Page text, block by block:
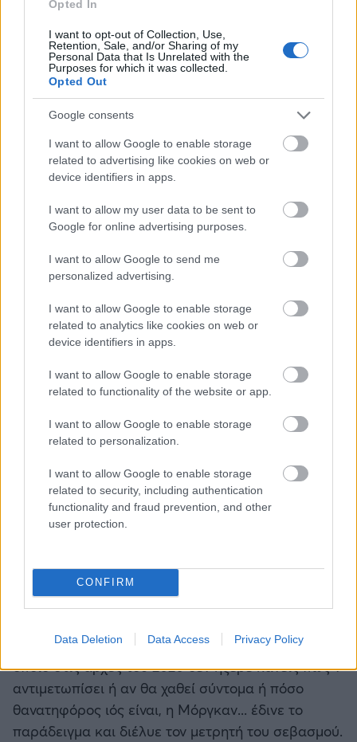
Opted In
I want to opt-out of Collection, Use,
Retention, Sale, and/or Sharing of my
Personal Data that Is Unrelated with the
Purposes for which it was collected.
Opted Out
Google consents
I want to allow Google to enable storage
related to advertising like cookies on web or
device identifiers in apps.
I want to allow my user data to be sent to
Google for online advertising purposes.
I want to allow Google to send me
personalized advertising.
I want to allow Google to enable storage
related to analytics like cookies on web or
device identifiers in apps.
I want to allow Google to enable storage
related to functionality of the website or app.
I want to allow Google to enable storage
related to personalization.
I want to allow Google to enable storage
related to security, including authentication
functionality and fraud prevention, and other
user protection.
CONFIRM
Data Deletion Data Access Privacy Policy
Ακόμα κι όταν ήταν 7 μηνών, με την κοιλιά της
Μόργκαν πήγαινε στο γήπεδο, κλωτσούσε μπάλα,
έκανε ασκήσεις, ενώ και στο σπίτι επέλεγε να
ούτε μέρα!
Και φυσικά σε τέτοιες περιπτώσεις έρχονται τα
σχόλια και η κριτική για το ενδεχόμενο να είναι
Εκείνη όμως δεν στάθηκε σε όλα αυτά που άκουγε
ή διάβαζε στα social media, όπου επιδείκνυε τη
δουλειά που έκανε για να δώσει κίνητρο σε
δύναμη σε όλες τις γυναίκες. Έστελνε το μήνυμα
πως τίποτα δεν σταματά. Και τα κατάφερε
περίφημα.
Γιατί εν μέσω έξαρσης τότε του κορονοϊού, τον
οποίο στις αρχές του 2020 δεν ήξερε κανείς πως ν'
αντιμετωπίσει ή αν θα χαθεί σύντομα ή πόσο
θανατηφόρος ιός είναι, η Μόργκαν... έδινε το
παράδειγμα και διέλυε τον μετρητή του σεβασμού.